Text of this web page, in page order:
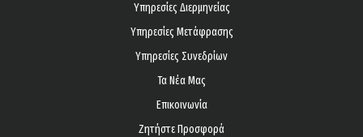
Υπηρεσίες Διερμηνείας
Υπηρεσίες Μετάφρασης
Υπηρεσίες Συνεδρίων
Τα Νέα Μας
Επικοινωνία
Ζητήστε Προσφορά